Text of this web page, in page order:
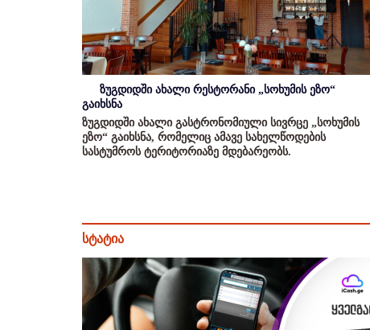
ზუგდიდში ახალი რესტორანი „სოხუმის ეზო“
გაიხსნა
ზუგდიდში ახალი გასტრონომიული სივრცე „სოხუმის
ეზო“ გაიხსნა, რომელიც ამავე სახელწოდების
სასტუმროს ტერიტორიაზე მდებარეობს.
სტატია